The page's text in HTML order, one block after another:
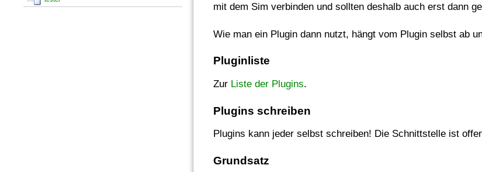
mit dem Sim verbinden und sollten deshalb auch erst dann
Wie man ein Plugin dann nutzt, hängt vom Plugin selbst ab
Pluginliste
Zur Liste der Plugins.
Plugins schreiben
Plugins kann jeder selbst schreiben! Die Schnittstelle ist
Grundsatz